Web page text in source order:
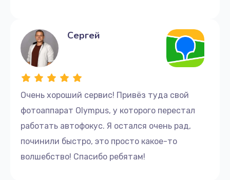
Очень хороший сервис! Привёз туда свой
фотоаппарат Olympus, у которого перестал
работать автофокус. Я остался очень рад,
починили быстро, это просто какое-то
волшебство! Спасибо ребятам!
Сергей